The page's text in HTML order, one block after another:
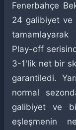
Fenerbahçe
24 galibiyet ve
Play-off
3-1'lik net bir
garantiledi.
normal
galibiyet ve
eşleşmenin